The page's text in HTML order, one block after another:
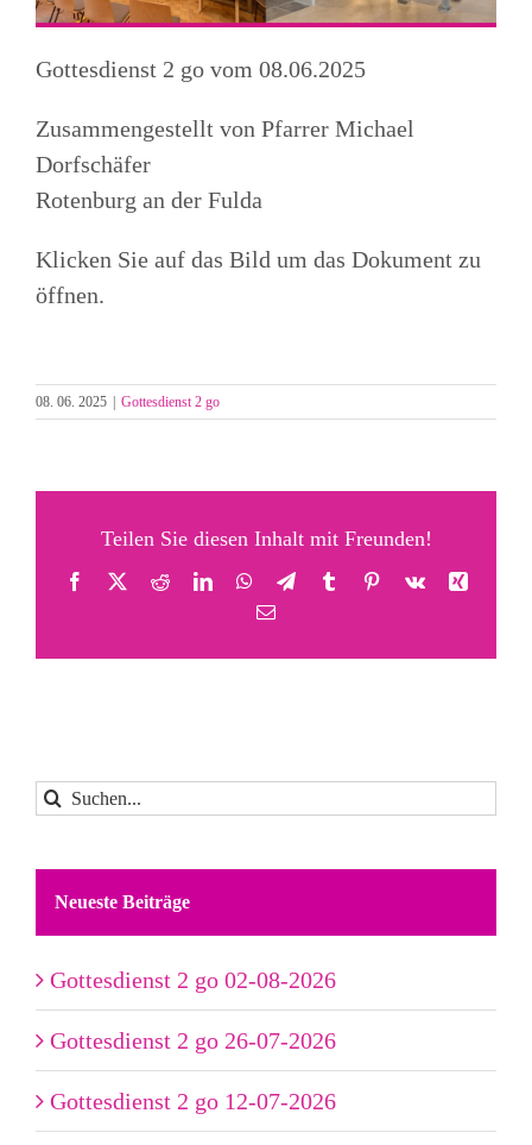
Gottesdienst 2 go vom 08.06.2025
Zusammengestellt von Pfarrer Michael
Dorfschäfer
Rotenburg an der Fulda
Klicken Sie auf das Bild um das Dokument zu
öffnen.
08. 06. 2025 Gottesdienst 2 go
Teilen Sie diesen Inhalt mit Freunden!
Facebook
X RedditLinkedInWhatsApp
TelegramTumblrPinterest
Vk
Xing
E-
Suche
Neueste Beiträge
Gottesdienst 2 go 02-08-2026
Gottesdienst 2 go 26-07-2026
Gottesdienst 2 go 12-07-2026